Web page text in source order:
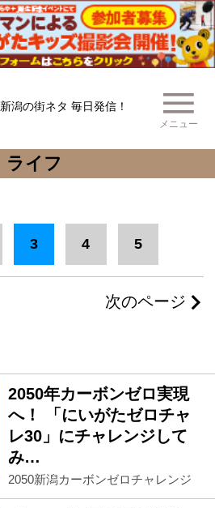
新潟の街ネタ 毎日発信！
メニュー
ライフ
3 4 5
次のページ
2050年カーボンゼロ実現
へ！ 「にいがたゼロチャ
レ30」にチャレンジして
み…
2050新潟カーボンゼロチャレンジ